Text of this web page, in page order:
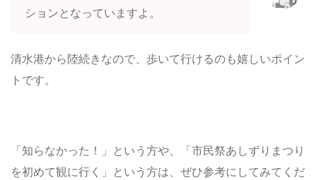
ションとなっていますよ。
清水港から陸続きなので、歩いて行けるのも嬉しいポイン
トです。
「知らなかった！」という方や、「市民祭あしずりまつり
を初めて観に行く」という方は、ぜひ参考にしてみてくだ